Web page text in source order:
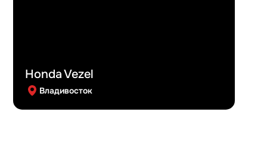
Honda Vezel
Владивосток